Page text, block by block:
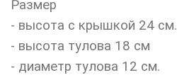
Размер
- высота с крышкой 24 см.
- высота тулова 18 см
- диаметр тулова 12 см.